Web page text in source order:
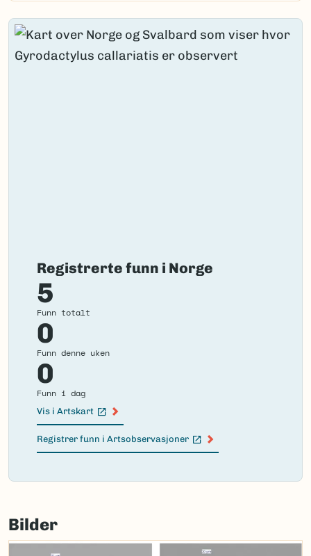
Registrerte funn i Norge
5
Funn totalt
0
Funn denne uken
0
Funn i dag
Vis i Artskart
(Ekstern lenke)
Registrer funn i Artsobservasjoner
(Ekstern lenke)
Failed
load
map.
Bilder